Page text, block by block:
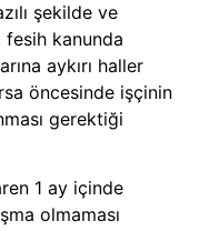
şekilde ve
fesih kanunda
aykırı haller
öncesinde işçinin
gerektiği
1 ay içinde
olmaması